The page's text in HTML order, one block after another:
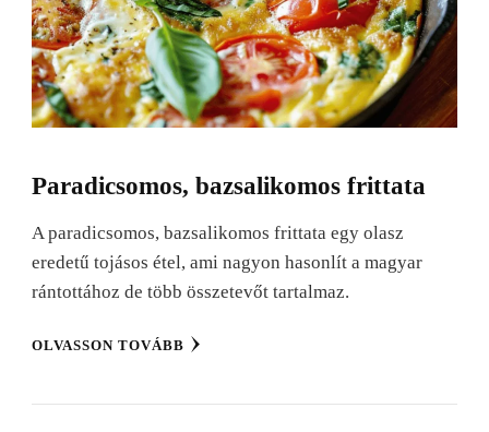
Paradicsomos, bazsalikomos frittata
A paradicsomos, bazsalikomos frittata egy olasz
eredetű tojásos étel, ami nagyon hasonlít a magyar
rántottához de több összetevőt tartalmaz.
OLVASSON TOVÁBB